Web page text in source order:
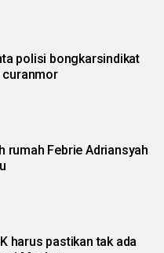
polisi bongkarsindikat
curanmor
rumah Febrie Adriansyah
harus pastikan tak ada